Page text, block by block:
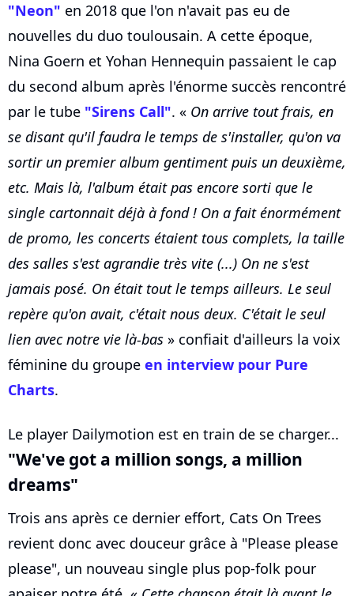
"Neon" en 2018 que l'on n'avait pas eu de
nouvelles du duo toulousain. A cette époque,
Nina Goern et Yohan Hennequin passaient le cap
du second album après l'énorme succès rencontré
par le tube "Sirens Call". « On arrive tout frais, en
se disant qu'il faudra le temps de s'installer, qu'on va
sortir un premier album gentiment puis un deuxième,
etc. Mais là, l'album était pas encore sorti que le
single cartonnait déjà à fond ! On a fait énormément
de promo, les concerts étaient tous complets, la taille
des salles s'est agrandie très vite (...) On ne s'est
jamais posé. On était tout le temps ailleurs. Le seul
repère qu'on avait, c'était nous deux. C'était le seul
lien avec notre vie là-bas » confiait d'ailleurs la voix
féminine du groupe en interview pour Pure
Charts.
Le player Dailymotion est en train de se charger...
"We've got a million songs, a million
dreams"
Trois ans après ce dernier effort, Cats On Trees
revient donc avec douceur grâce à "Please please
please", un nouveau single plus pop-folk pour